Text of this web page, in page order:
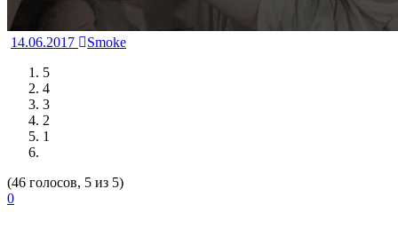
14.06.2017
Smoke
5
4
3
2
1
(46 голосов, 5 из 5)
0